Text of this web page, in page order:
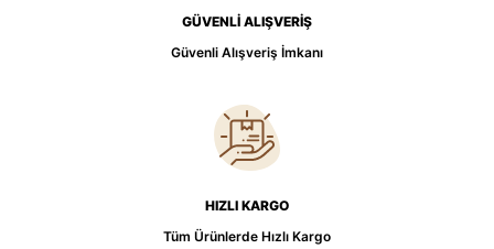
GÜVENLİ ALIŞVERİŞ
Güvenli Alışveriş İmkanı
HIZLI KARGO
Tüm Ürünlerde Hızlı Kargo